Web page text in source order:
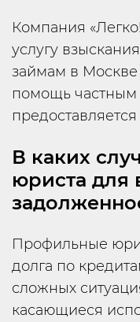
Компания
услугу
займам в
помощь частным
В каких
юриста для
Профильные
долга по
сложных
касающиеся